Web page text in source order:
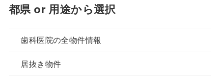
都県 or 用途から選択
歯科医院の全物件情報
居抜き物件